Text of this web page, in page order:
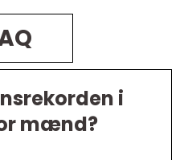
i
mænd?